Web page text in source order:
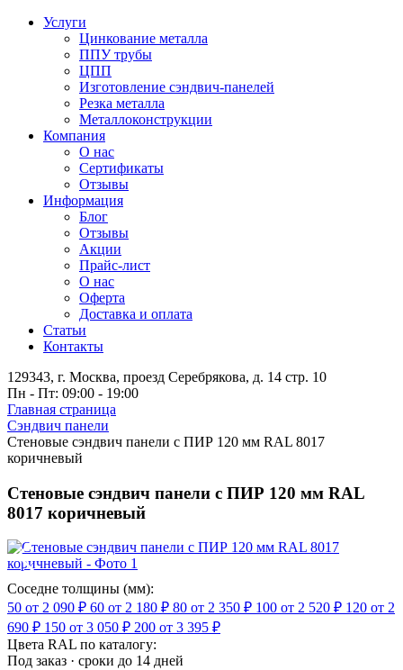
Услуги
Цинкование металла
ППУ трубы
ЦПП
Изготовление сэндвич-панелей
Резка металла
Металлоконструкции
Компания
О нас
Сертификаты
Отзывы
Информация
Блог
Отзывы
Акции
Прайс-лист
О нас
Оферта
Доставка и оплата
Статьи
Контакты
129343, г. Москва, проезд Серебрякова, д. 14 стр. 10
Пн - Пт: 09:00 - 19:00
Главная страница
Сэндвич панели
Стеновые сэндвич панели с ПИР 120 мм RAL 8017
коричневый
Стеновые сэндвич панели с ПИР 120 мм RAL
8017 коричневый
Соседне толщины (мм):
50 от 2 090 ₽ 60 от 2 180 ₽ 80 от 2 350 ₽ 100 от 2 520 ₽ 120 от 2
690 ₽ 150 от 3 050 ₽ 200 от 3 395 ₽
Цвета RAL по каталогу:
Под заказ · сроки до 14 дней